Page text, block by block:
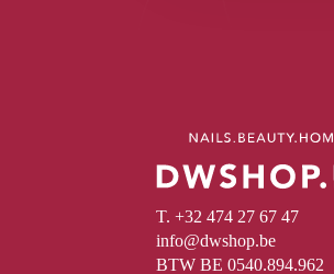
T. +32 474 27 67 47
info@dwshop.be
BTW BE 0540.894.962